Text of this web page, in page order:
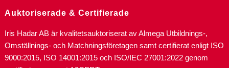
Auktoriserade & Certifierade
Iris Hadar AB är kvalitetsauktoriserat av Almega Utbildnings-,
Omställnings- och Matchningsföretagen samt certifierat enligt ISO
9000:2015, ISO 14001:2015 och ISO/IEC 27001:2022 genom